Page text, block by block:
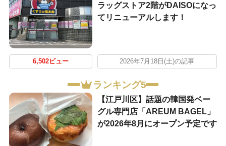
ラッグストア2階がDAISOになっ
てリニューアルします！
6,502ビュー 2026年7月18日(土)の記事
ランキング5
【江戸川区】話題の韓国発ベー
グル専門店「AREUM BAGEL」
が2026年8月にオープン予定です